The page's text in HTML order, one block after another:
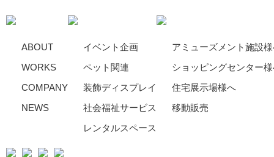
ABOUT
WORKS
COMPANY
NEWS
イベント企画
ペット関連
装飾ディスプレイ
社会福祉サービス
レンタルスペース
アミューズメント施設
ショッピングセンター
住宅展示場様へ
移動販売